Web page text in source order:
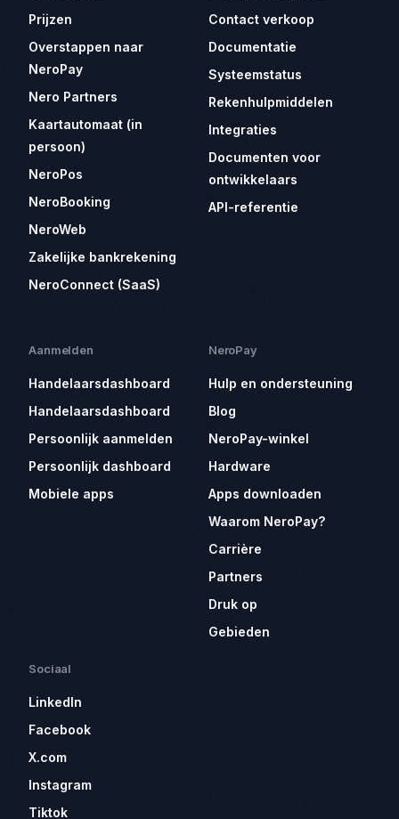
Prijzen
Overstappen naar
NeroPay
Nero Partners
Kaartautomaat (in
persoon)
NeroPos
NeroBooking
NeroWeb
Zakelijke bankrekening
NeroConnect (SaaS)
Contact verkoop
Documentatie
Systeemstatus
Rekenhulpmiddelen
Integraties
Documenten voor
ontwikkelaars
API-referentie
Aanmelden
Handelaarsdashboard
Handelaarsdashboard
Persoonlijk aanmelden
Persoonlijk dashboard
Mobiele apps
NeroPay
Hulp en ondersteuning
Blog
NeroPay-winkel
Hardware
Apps downloaden
Waarom NeroPay?
Carrière
Partners
Druk op
Gebieden
Sociaal
LinkedIn
Facebook
X.com
Instagram
Tiktok